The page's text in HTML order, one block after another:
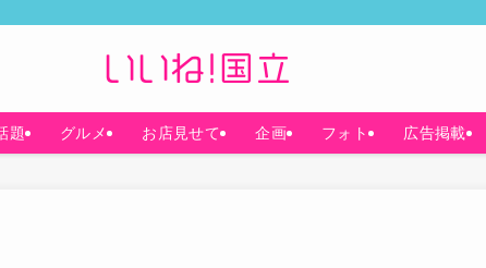
題 グルメ お店見せて 企画 フォト 広告掲載